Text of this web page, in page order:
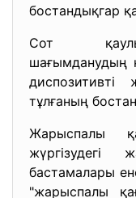
бостандықгар
Сот
шағымданудың
тұлғаның
Жарыспалы
жүргізудегі
бастамалары
"жарыспалы